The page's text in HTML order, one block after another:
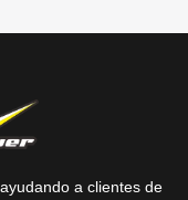
a clientes de